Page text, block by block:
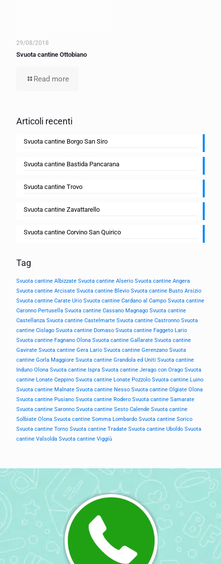
29/08/2018
Svuota cantine Ottobiano
Read more
Articoli recenti
Svuota cantine Borgo San Siro
Svuota cantine Bastida Pancarana
Svuota cantine Trovo
Svuota cantine Zavattarello
Svuota cantine Corvino San Quirico
Tag
Svuota cantine Albizzate Svuota cantine Alserio Svuota cantine Angera
Svuota cantine Arcisate Svuota cantine Blevio Svuota cantine Busto Arsizio
Svuota cantine Carate Urio Svuota cantine Cardano al Campo Svuota cantine
Caronno Pertusella Svuota cantine Cassano Magnago Svuota cantine
Castellanza Svuota cantine Castelmarte Svuota cantine Castronno Svuota
cantine Cislago Svuota cantine Domaso Svuota cantine Faggeto Lario
Svuota cantine Fagnano Olona Svuota cantine Gallarate Svuota cantine
Gavirate Svuota cantine Gera Lario Svuota cantine Gerenzano Svuota
cantine Gorla Maggiore Svuota cantine Grandola ed Uniti Svuota cantine
Induno Olona Svuota cantine Ispra Svuota cantine Jerago con Orago Svuota
cantine Lonate Ceppino Svuota cantine Lonate Pozzolo Svuota cantine Luino
Svuota cantine Malnate Svuota cantine Nesso Svuota cantine Olgiate Olona
Svuota cantine Pusiano Svuota cantine Rodero Svuota cantine Samarate
Svuota cantine Saronno Svuota cantine Sesto Calende Svuota cantine
Solbiate Olona Svuota cantine Somma Lombardo Svuota cantine Sorico
Svuota cantine Torno Svuota cantine Tradate Svuota cantine Uboldo Svuota
cantine Valsolda Svuota cantine Viggiù